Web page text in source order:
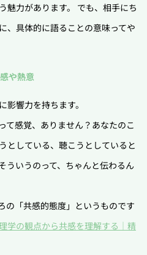
魅力があります。 でも、相手にち
、具体的に語ることの意味ってや
や熱意
響力を持ちます。
て感覚、ありません？あなたのこ
としている、聴こうとしていると
ういうのって、ちゃんと伝わるん
の「共感的態度」というものです
学の観点から共感を理解する｜精